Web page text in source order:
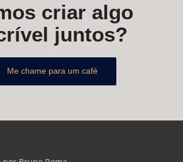
criar algo
juntos?
Me chame para um café